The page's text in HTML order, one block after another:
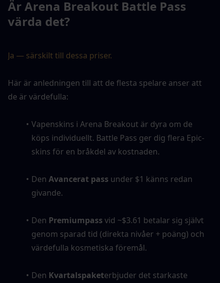
Är Arena Breakout Battle Pass
värda det?
Ja — särskilt till dessa priser.
Här är anledningen till att de flesta spelare anser att
de är värdefulla:
Vapenskins i Arena Breakout är dyra om de
köps individuellt. Battle Pass ger dig flera Epic-
skins för en bråkdel av kostnaden.
Den Avancerat pass under $1 känns redan
givande.
Den Premiumpass vid ~$3.61 betalar sig självt
genom sparad tid (direkta nivåer + poäng) och
värdefulla kosmetiska föremål.
Den Kvartalspaketerbjuder det starkaste